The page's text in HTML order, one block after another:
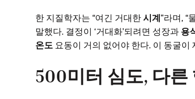
한 지질학자는 “여긴 거대한시계”라며, “
말했다. 결정이 ‘거대화’되려면 성장과 용
온도 요동이 거의 없어야 한다. 이 동굴이
500미터 심도, 다른